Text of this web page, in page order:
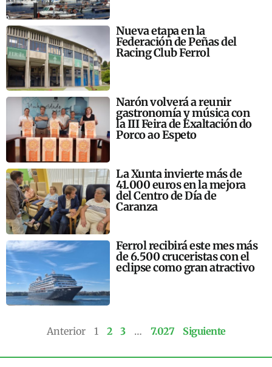
Nueva etapa en la
Federación de Peñas del
Racing Club Ferrol
Narón volverá a reunir
gastronomía y música con
la III Feira de Exaltación do
Porco ao Espeto
La Xunta invierte más de
41.000 euros en la mejora
del Centro de Día de
Caranza
Ferrol recibirá este mes más
de 6.500 cruceristas con el
eclipse como gran atractivo
Anterior 1 2 3 … 7.027 Siguiente